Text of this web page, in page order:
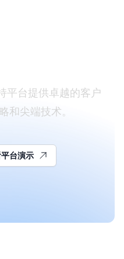
平台提供卓越的客户
和尖端技术。
台演示